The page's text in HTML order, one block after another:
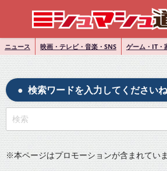
ニュース 映画・テレビ・音楽・SNS ゲーム・IT・
検索ワードを入力してください
※本ページはプロモーションが含まれてい